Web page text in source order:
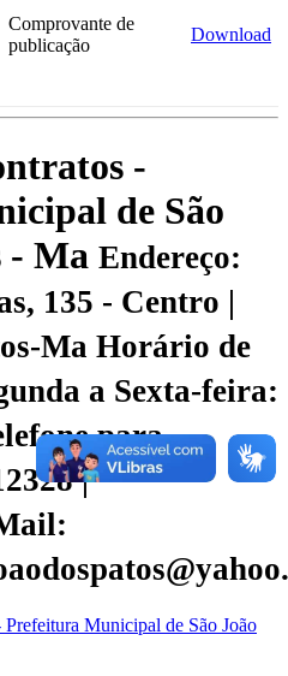
Comprovante de
publicação
Download
-
de São
- Ma Endereço:
135 - Centro |
Ma Horário de
a Sexta-feira:
para
|
Municipal de São João